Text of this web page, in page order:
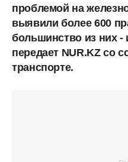
проблемой на
выявили более 600
большинство из них -
передает NUR.KZ со
транспорте.